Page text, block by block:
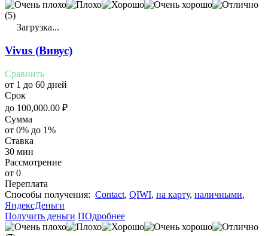
(5)
Загрузка...
Vivus (Вивус)
Сравнить
от 1 до 60 дней
Срок
до 100,000.00 ₽
Сумма
от 0% до 1%
Ставка
30 мин
Рассмотрение
от 0
Переплата
Cпособы получения: Contact, QIWI, на карту, наличными,
ЯндексДеньги
Получить деньги ПОдробнее